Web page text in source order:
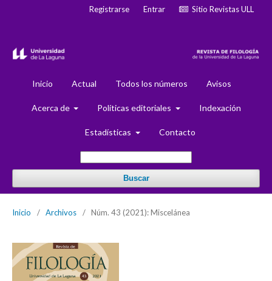
Inicio Actual Todos los números Avisos
Acerca de Políticas editoriales Indexación
Estadísticas Contacto
Buscar
Registrarse Entrar Sitio Revistas ULL
Inicio / Archivos / Núm. 43 (2021): Miscelánea